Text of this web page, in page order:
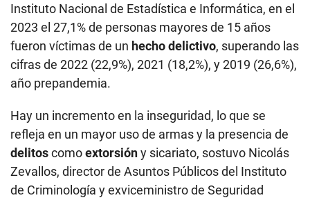
Instituto Nacional de Estadística e Informática, en el
2023 el 27,1% de personas mayores de 15 años
fueron víctimas de un hecho delictivo, superando las
cifras de 2022 (22,9%), 2021 (18,2%), y 2019 (26,6%),
año prepandemia.
Hay un incremento en la inseguridad, lo que se
refleja en un mayor uso de armas y la presencia de
delitoscomoextorsióny sicariato, sostuvo Nicolás
Zevallos, director de Asuntos Públicos del Instituto
de Criminología y exviceministro de Seguridad